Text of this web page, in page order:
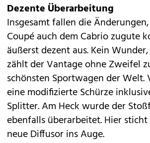
Dezente Überarbeitung
Insgesamt fallen die
Coupé auch dem Cabrio zugute
äußerst dezent aus. Kein
zählt der Vantage ohne Zweifel
schönsten Sportwagen der Welt.
eine modifizierte Schürze
Splitter. Am Heck wurde der
ebenfalls überarbeitet. Hier
neue Diffusor ins Auge.